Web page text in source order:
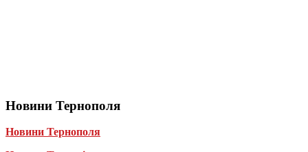
Новини Тернополя
Новини Тернополя